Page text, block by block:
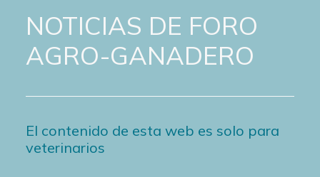
NOTICIAS DE FORO
AGRO-GANADERO
El contenido de esta web es solo para
veterinarios